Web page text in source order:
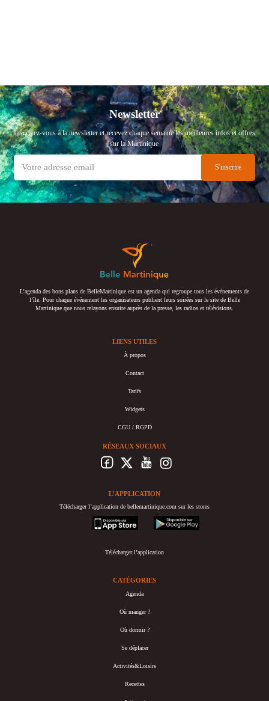
Newsletter
Inscrivez-vous à la newsletter et recevez chaque semaine les meilleures infos et offres
sur la Martinique
L’agenda des bons plans de BelleMartinique est un agenda qui regroupe tous les événements de
l’île. Pour chaque événement les organisateurs publient leurs soirées sur le site de Belle
Martinique que nous relayons ensuite auprès de la presse, les radios et télévisions.
LIENS UTILES
À propos
Contact
Tarifs
Widgets
CGU / RGPD
RÉSEAUX SOCIAUX
L’APPLICATION
Télécharger l’application de bellemartinique.com sur les stores
appstore
googleplay
Télécharger l’application
CATÉGORIES
Agenda
Où manger ?
Où dormir ?
Se déplacer
Activités&Loisirs
Recettes